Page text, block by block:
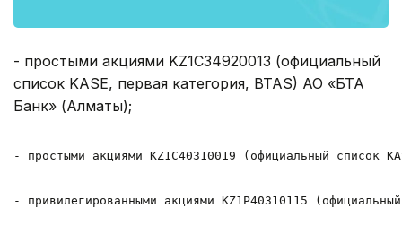
- простыми акциями KZ1C34920013 (официальный
список KASE, первая категория, BTAS) АО «БТА
Банк» (Алматы);
- простыми акциями KZ1C40310019 (официальный список
- привилегированными акциями KZ1P40310115